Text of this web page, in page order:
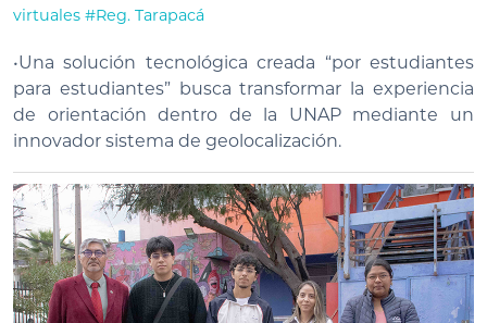
virtuales #Reg. Tarapacá
•Una solución tecnológica creada “por estudiantes
para estudiantes” busca transformar la experiencia
de orientación dentro de la UNAP mediante un
innovador sistema de geolocalización.